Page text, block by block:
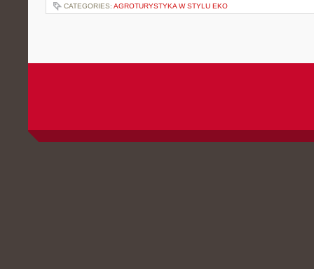
CATEGORIES: AGROTURYSTYKA W STYLU EKO